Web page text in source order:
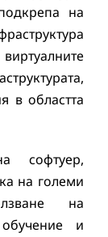
на
в областта
софтуер,
на големи
на
обучение и